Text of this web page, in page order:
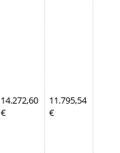
14.272,60
€
11.795,54
€